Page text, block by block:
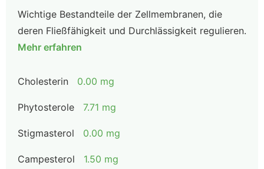
Wichtige Bestandteile der Zellmembranen, die
deren Fließfähigkeit und Durchlässigkeit regulieren.
Mehr erfahren
Cholesterin 0.00 mg
Phytosterole 7.71 mg
Stigmasterol 0.00 mg
Campesterol 1.50 mg